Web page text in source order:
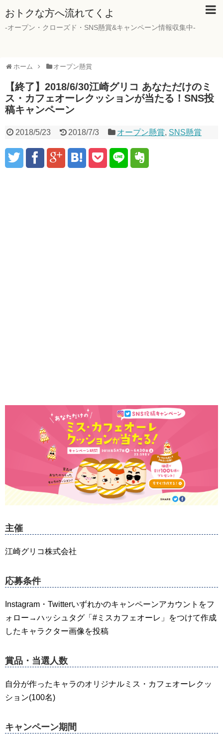
おトクな方へ流れてくよ
-オープン・クローズド・SNS懸賞&キャンペーン情報収集中-
ホーム オープン懸賞
【終了】2018/6/30江崎グリコ あなただけのミ
ス・カフェオーレクッションが当たる！SNS投
稿キャンペーン
2018/5/23 2018/7/3 オープン懸賞, SNS懸賞
主催
江崎グリコ株式会社
応募条件
Instagram・Twitterいずれかのキャンペーンアカウントをフ
ォロー→ハッシュタグ「#ミスカフェオーレ」をつけて作成
したキャラクター画像を投稿
賞品・当選人数
自分が作ったキャラのオリジナルミス・カフェオーレクッ
ション(100名)
キャンペーン期間